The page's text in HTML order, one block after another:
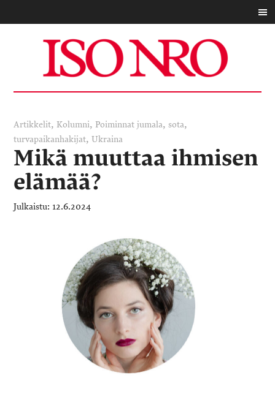
Artikkelit, Kolumni, Poiminnat jumala,sota,
turvapaikanhakijat,Ukraina
Mikä muuttaa ihmisen
elämää?
12.6.2024